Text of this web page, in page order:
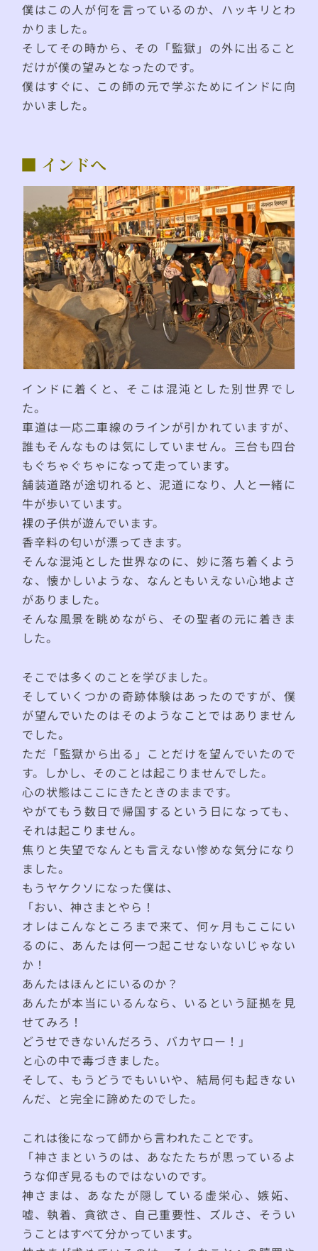
僕はこの人が何を言っているのか、ハッキリとわ
かりました。
そしてその時から、その「監獄」の外に出ること
だけが僕の望みとなったのです。
僕はすぐに、この師の元で学ぶためにインドに向
かいました。
■ インドへ
インドに着くと、そこは混沌とした別世界でし
た。
車道は一応二車線のラインが引かれていますが、
誰もそんなものは気にしていません。三台も四台
もぐちゃぐちゃになって走っています。
舗装道路が途切れると、泥道になり、人と一緒に
牛が歩いています。
裸の子供が遊んでいます。
香辛料の匂いが漂ってきます。
そんな混沌とした世界なのに、妙に落ち着くよう
な、懐かしいような、なんともいえない心地よさ
がありました。
そんな風景を眺めながら、その聖者の元に着きま
した。
そこでは多くのことを学びました。
そしていくつかの奇跡体験はあったのですが、僕
が望んでいたのはそのようなことではありません
でした。
ただ「監獄から出る」ことだけを望んでいたので
す。しかし、そのことは起こりませんでした。
心の状態はここにきたときのままです。
やがてもう数日で帰国するという日になっても、
それは起こりません。
焦りと失望でなんとも言えない惨めな気分になり
ました。
もうヤケクソになった僕は、
「おい、神さまとやら！
オレはこんなところまで来て、何ヶ月もここにい
るのに、あんたは何一つ起こせないないじゃない
か！
あんたはほんとにいるのか？
あんたが本当にいるんなら、いるという証拠を見
せてみろ！
どうせできないんだろう、バカヤロー！」
と心の中で毒づきました。
そして、もうどうでもいいや、結局何も起きない
んだ、と完全に諦めたのでした。
これは後になって師から言われたことです。
「神さまというのは、あなたたちが思っているよ
うな仰ぎ見るものではないのです。
神さまは、あなたが隠している虚栄心、嫉妬、
嘘、執着、貪欲さ、自己重要性、ズルさ、そうい
うことはすべて分かっています。